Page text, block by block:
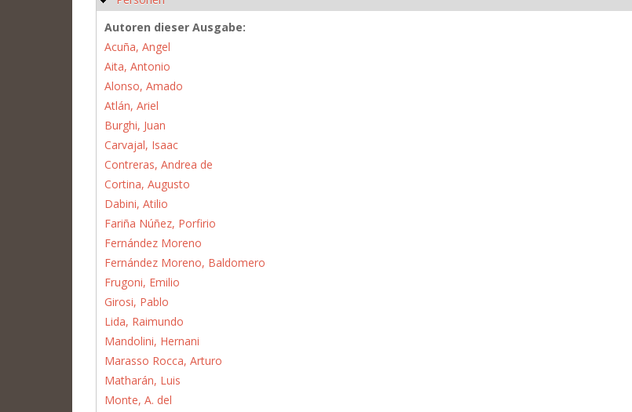
Autoren dieser Ausgabe:
Acuña, Angel
Aita, Antonio
Alonso, Amado
Atlán, Ariel
Burghi, Juan
Carvajal, Isaac
Contreras, Andrea de
Cortina, Augusto
Dabini, Atilio
Fariña Núñez, Porfirio
Fernández Moreno
Fernández Moreno, Baldomero
Frugoni, Emilio
Girosi, Pablo
Lida, Raimundo
Mandolini, Hernani
Marasso Rocca, Arturo
Matharán, Luis
Monte, A. del